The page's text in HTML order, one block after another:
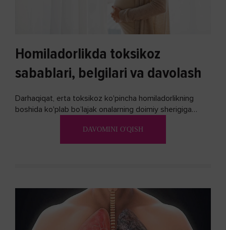
Homiladorlikda toksikoz
sabablari, belgilari va davolash
Darhaqiqat, erta toksikoz ko'pincha homiladorlikning
boshida ko'plab bo’lajak onalarning doimiy sherigiga
biron bir usuli bormi?DAVOMINI O'QISH